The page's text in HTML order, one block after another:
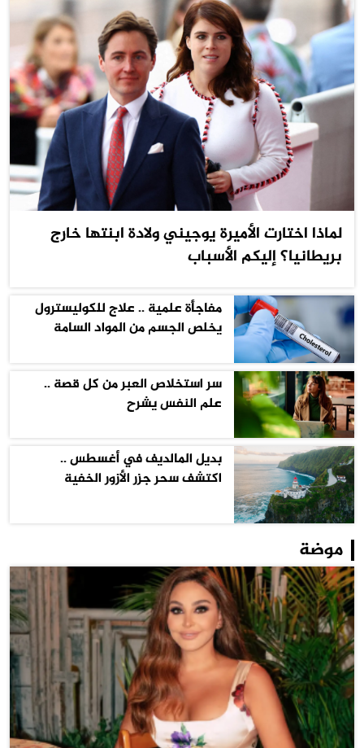
لماذا اختارت الأميرة يوجيني ولادة ابنتها خارج
بريطانيا؟ إليكم الأسباب
مفاجأة علمية .. علاج للكوليسترول
يخلص الجسم من المواد السامة
سر استخلاص العبر من كل قصة ..
علم النفس يشرح
بديل المالديف في أغسطس ..
اكتشف سحر جزر الأزور الخفية
موضة